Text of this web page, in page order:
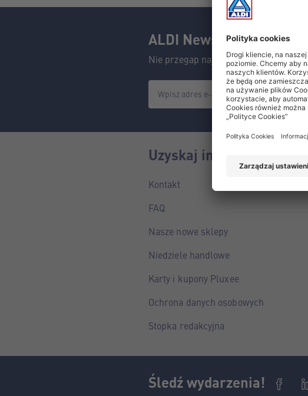
ALDI Newsletter
Nie przegap najlepszych okazji.
Wpisz adres e-mail aby przejść do zapisu.
Uzyskaj informacje
Kontakt
FAQ
Nasze nowe sklepy
Niedziele handlowe
Karty i kupony Pluxee
Ochrona danych osobowych
Stopka redakcyjna
Śledź wydarzenia!